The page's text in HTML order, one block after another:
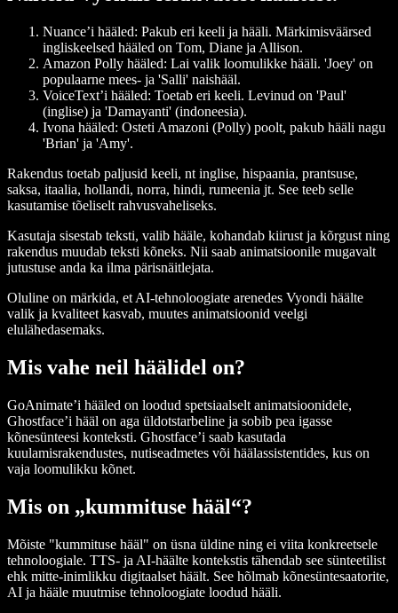
Nuance’i hääled: Pakub eri keeli ja hääli. Märkimisväärsed
ingliskeelsed hääled on Tom, Diane ja Allison.
Amazon Polly hääled: Lai valik loomulikke hääli. 'Joey' on
populaarne mees- ja 'Salli' naishääl.
VoiceText’i hääled: Toetab eri keeli. Levinud on 'Paul'
(inglise) ja 'Damayanti' (indoneesia).
Ivona hääled: Osteti Amazoni (Polly) poolt, pakub hääli nagu
'Brian' ja 'Amy'.
Rakendus toetab paljusid keeli, nt inglise, hispaania, prantsuse,
saksa, itaalia, hollandi, norra, hindi, rumeenia jt. See teeb selle
kasutamise tõeliselt rahvusvaheliseks.
Kasutaja sisestab teksti, valib hääle, kohandab kiirust ja kõrgust ning
rakendus muudab teksti kõneks. Nii saab animatsioonile mugavalt
jutustuse anda ka ilma pärisnäitlejata.
Oluline on märkida, et AI-tehnoloogiate arenedes Vyondi häälte
valik ja kvaliteet kasvab, muutes animatsioonid veelgi
elulähedasemaks.
Mis vahe neil häälidel on?
GoAnimate’i hääled on loodud spetsiaalselt animatsioonidele,
Ghostface’i hääl on aga üldotstarbeline ja sobib pea igasse
kõnesünteesi konteksti. Ghostface’i saab kasutada
kuulamisrakendustes, nutiseadmetes või häälassistentides, kus on
vaja loomulikku kõnet.
Mis on „kummituse hääl“?
Mõiste "kummituse hääl" on üsna üldine ning ei viita konkreetsele
tehnoloogiale. TTS- ja AI-häälte kontekstis tähendab see sünteetilist
ehk mitte-inimlikku digitaalset häält. See hõlmab kõnesüntesaatorite,
AI ja hääle muutmise tehnoloogiate loodud hääli.